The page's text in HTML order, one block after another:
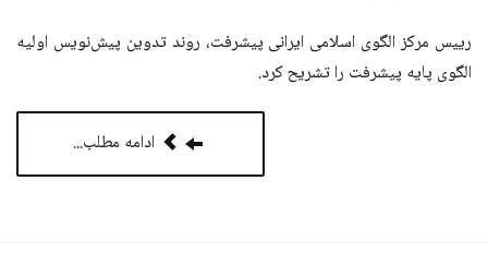
رییس مرکز الگوی اسلامی ایرانی پیشرفت، روند تدوین پیش‌نویس اولیه
الگوی پایه پیشرفت را تشریح کرد.
ادامه مطلب...